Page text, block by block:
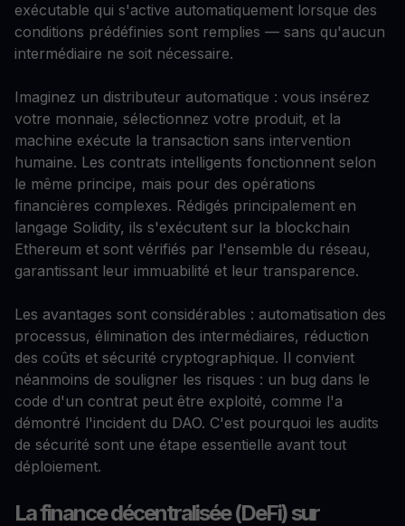
exécutable qui s'active automatiquement lorsque des
conditions prédéfinies sont remplies — sans qu'aucun
intermédiaire ne soit nécessaire.
Imaginez un distributeur automatique : vous insérez
votre monnaie, sélectionnez votre produit, et la
machine exécute la transaction sans intervention
humaine. Les contrats intelligents fonctionnent selon
le même principe, mais pour des opérations
financières complexes. Rédigés principalement en
langage Solidity, ils s'exécutent sur la blockchain
Ethereum et sont vérifiés par l'ensemble du réseau,
garantissant leur immuabilité et leur transparence.
Les avantages sont considérables : automatisation des
processus, élimination des intermédiaires, réduction
des coûts et sécurité cryptographique. Il convient
néanmoins de souligner les risques : un bug dans le
code d'un contrat peut être exploité, comme l'a
démontré l'incident du DAO. C'est pourquoi les audits
de sécurité sont une étape essentielle avant tout
déploiement.
La finance décentralisée (DeFi) sur